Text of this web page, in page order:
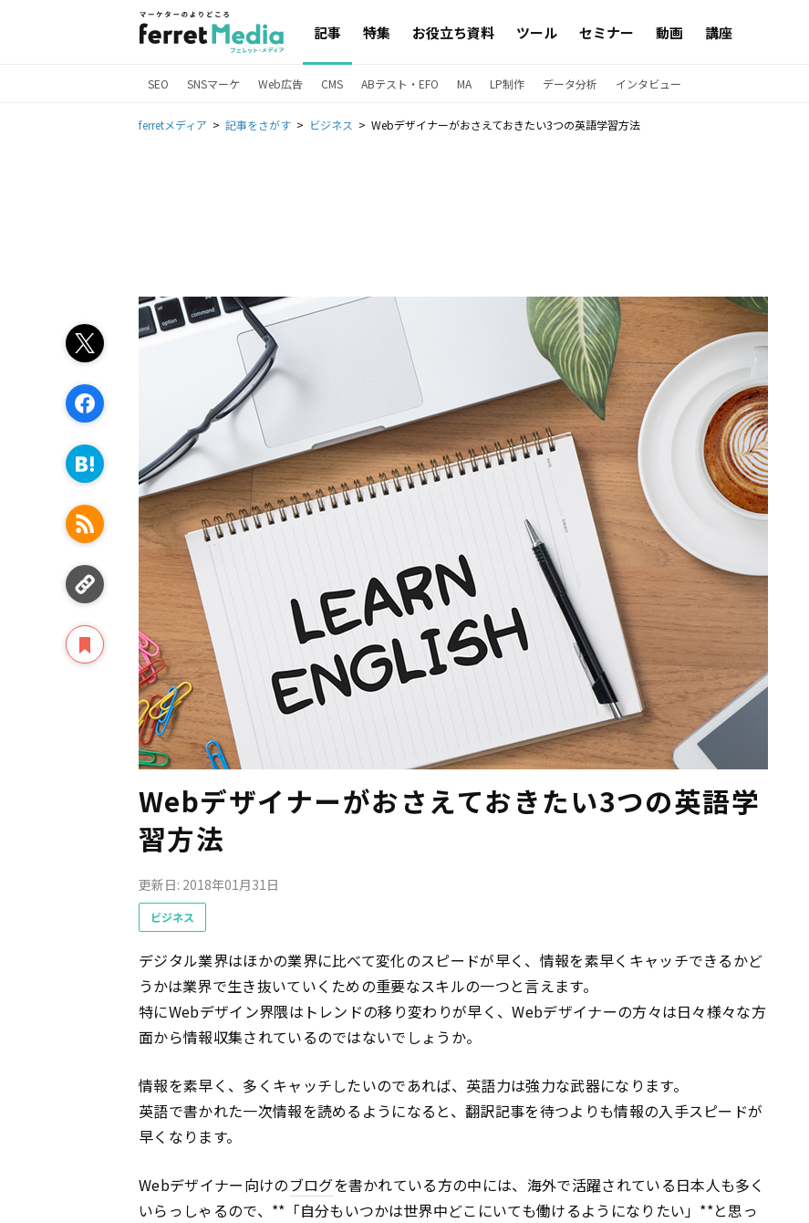
記事 特集 お役立ち資料 ツール セミナー 動画 講座
SEO SNSマーケ Web広告 CMS ABテスト・EFO MA LP制作 データ分析 インタビュー
ferretメディア 記事をさがす ビジネス Webデザイナーがおさえておきたい3つの英語学習方法
Webデザイナーがおさえておきたい3つの英語学
習方法
更新日: 2018年01月31日
ビジネス
デジタル業界はほかの業界に比べて変化のスピードが早く、情報を素早くキャッチできるかど
うかは業界で生き抜いていくための重要なスキルの一つと言えます。
特にWebデザイン界隈はトレンドの移り変わりが早く、Webデザイナーの方々は日々様々な方
面から情報収集されているのではないでしょうか。
情報を素早く、多くキャッチしたいのであれば、英語力は強力な武器になります。
英語で書かれた一次情報を読めるようになると、翻訳記事を待つよりも情報の入手スピードが
早くなります。
Webデザイナー向けのブログを書かれている方の中には、海外で活躍されている日本人も多く
いらっしゃるので、**「自分もいつかは世界中どこにいても働けるようになりたい」**と思っ